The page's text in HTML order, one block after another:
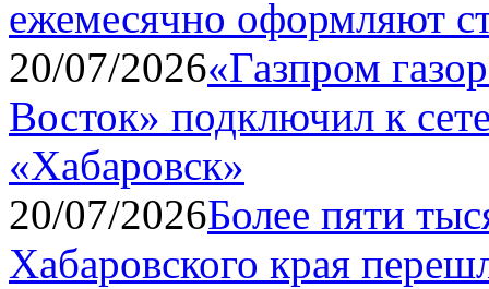
ежемесячно оформляют
20/07/2026«Газпром
Восток» подключил к
«Хабаровск»
20/07/2026Более пяти
Хабаровского края